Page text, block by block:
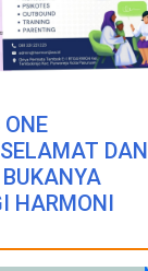
DAN
HARMONI